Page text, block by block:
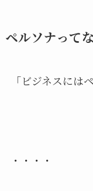
ペルソナって
「ビジネスには
・・・・